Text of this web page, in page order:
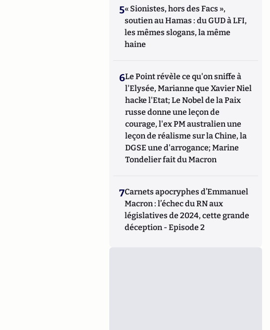
5« Sionistes, hors des Facs »,
soutien au Hamas : du GUD à LFI,
les mêmes slogans, la même
haine
6Le Point révèle ce qu'on sniffe à
l'Elysée, Marianne que Xavier Niel
hacke l'Etat; Le Nobel de la Paix
russe donne une leçon de
courage, l'ex PM australien une
leçon de réalisme sur la Chine, la
DGSE une d'arrogance; Marine
Tondelier fait du Macron
7Carnets apocryphes d’Emmanuel
Macron : l’échec du RN aux
législatives de 2024, cette grande
déception - Episode 2